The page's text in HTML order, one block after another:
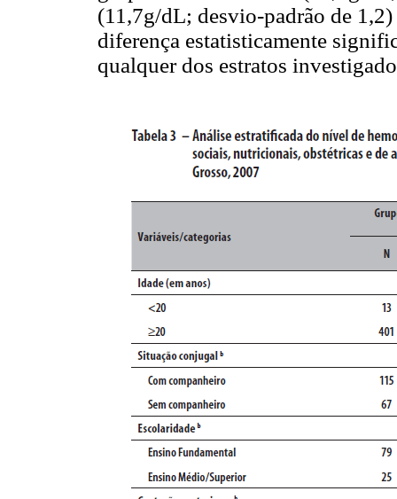
(11,7g/dL; desvio-padrão de
diferença estatisticamente
qualquer dos estratos